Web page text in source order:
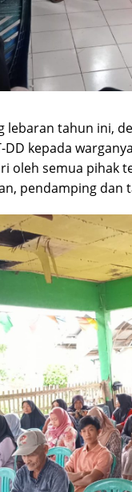
lebaran tahun ini,
kepada
oleh semua pihak
pendamping dan